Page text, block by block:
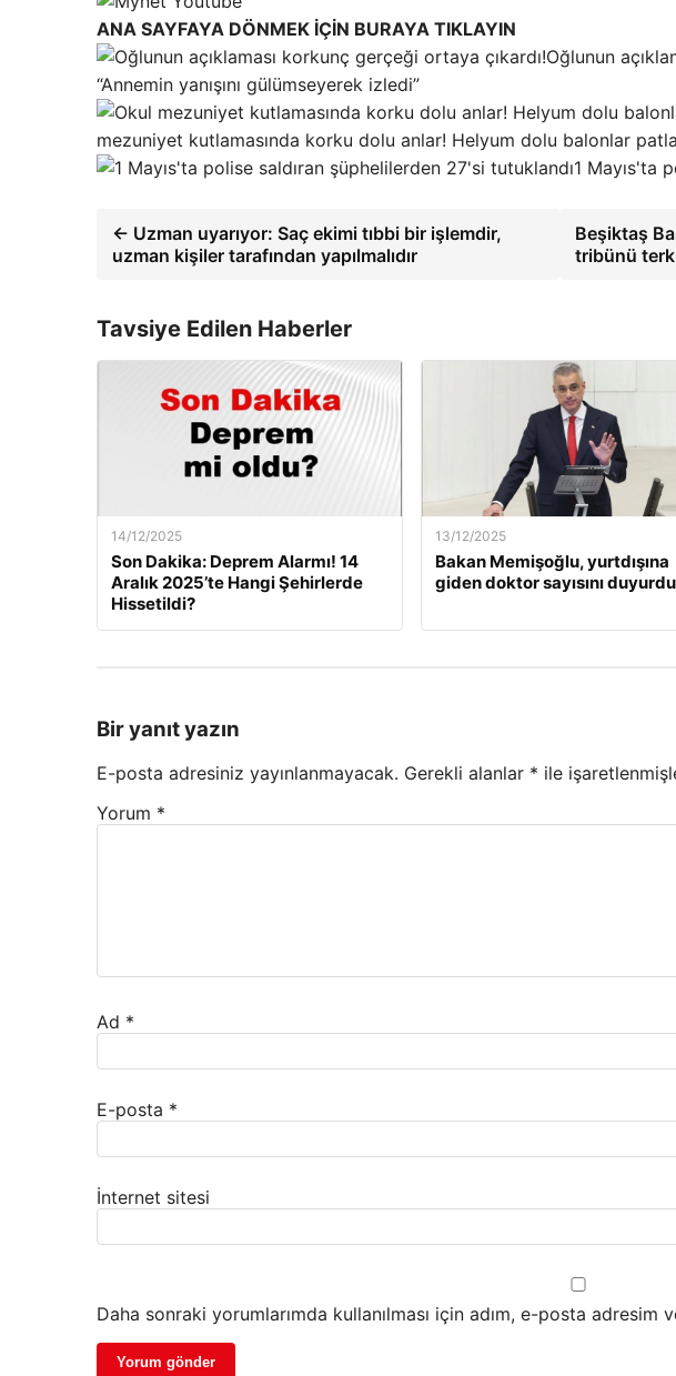
ANA SAYFAYA DÖNMEK İÇİN BURAYA TIKLAYIN
Oğlunun
“Annemin yanışını gülümseyerek izledi”
mezuniyet kutlamasında korku dolu anlar! Helyum dolu balonlar
1 Mayıs'ta
← Uzman uyarıyor: Saç ekimi tıbbi bir işlemdir,
uzman kişiler tarafından yapılmalıdır
Beşiktaş
tribünü
Tavsiye Edilen Haberler
14/12/2025
Son Dakika: Deprem Alarmı! 14
Aralık 2025’te Hangi Şehirlerde
Hissetildi?
13/12/2025
Bakan Memişoğlu, yurtdışına
giden doktor sayısını duyurdu
Bir yanıt yazın
E-posta adresiniz yayınlanmayacak. Gerekli alanlar * ile
Yorum *
Ad *
E-posta *
İnternet sitesi
Daha sonraki yorumlarımda kullanılması için adım, e-posta adresim